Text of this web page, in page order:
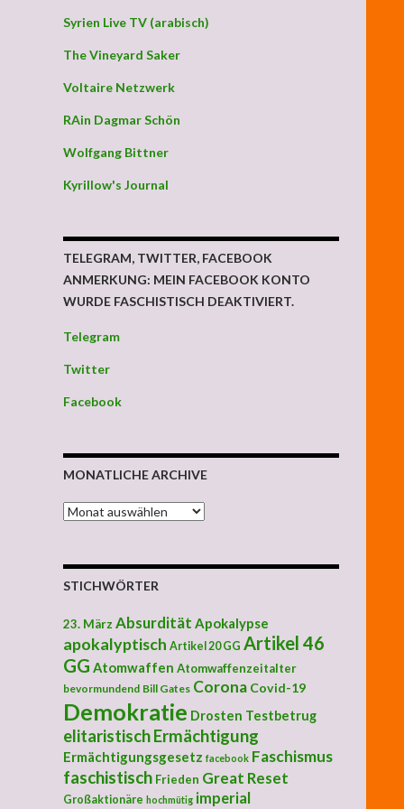
oben nach unten, weil Abhilfe anders unmöglich ist
Syrien Live TV (arabisch)
The Vineyard Saker
Voltaire Netzwerk
RAin Dagmar Schön
Wolfgang Bittner
Kyrillow's Journal
TELEGRAM, TWITTER, FACEBOOK
ANMERKUNG: MEIN FACEBOOK KONTO
WURDE FASCHISTISCH DEAKTIVIERT.
Telegram
Twitter
Facebook
MONATLICHE ARCHIVE
MONATLICHE ARCHIVE
STICHWÖRTER
23. März Absurdität Apokalypse
apokalyptisch Artikel 20 GG Artikel 46
GG Atomwaffen Atomwaffenzeitalter
bevormundend Bill Gates Corona Covid-19
Demokratie Drosten Testbetrug
elitaristischErmächtigung
Ermächtigungsgesetz facebook Faschismus
faschistisch Frieden Great Reset
Großaktionäre hochmütig imperial